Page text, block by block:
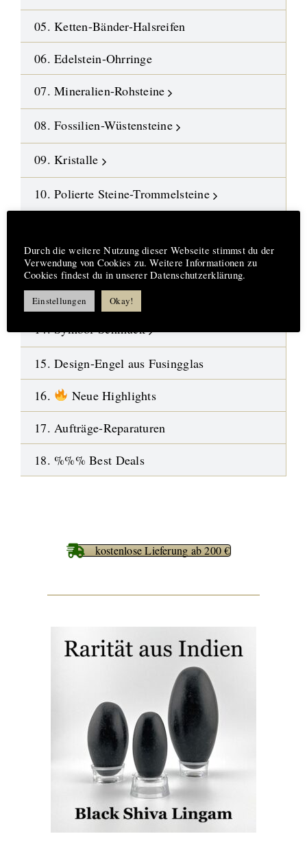
05. Ketten-Bänder-Halsreifen
06. Edelstein-Ohrringe
07. Mineralien-Rohsteine
08. Fossilien-Wüstensteine
09. Kristalle
10. Polierte Steine-Trommelsteine
12. Edelstein-Ketten und Malas
13. DIY-Schmuckteile
14. Symbol-Schmuck
15. Design-Engel aus Fusingglas
16.
Neue Highlights
17. Aufträge-Reparaturen
18. %%% Best Deals
kostenlose Lieferung ab 200 €
Durch die weitere Nutzung dieser Webseite stimmst du der
Verwendung von Cookies zu. Weitere Informationen zu
Cookies findest du in unserer Datenschutzerklärung.
Einstellungen Okay!